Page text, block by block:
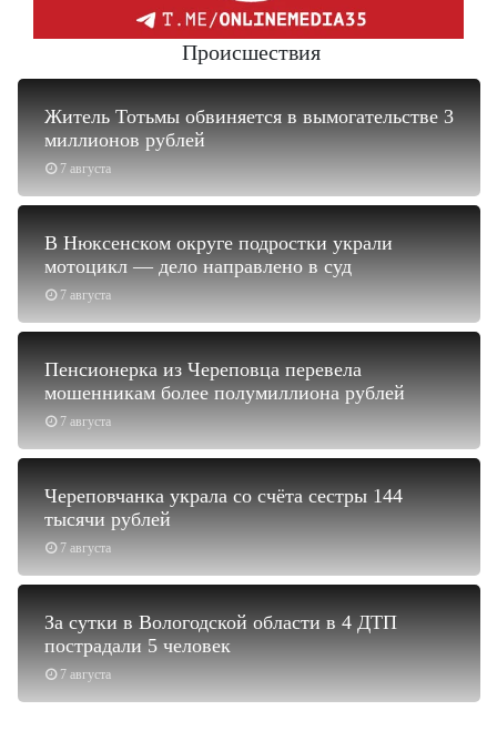
Происшествия
7 августа
Житель Тотьмы обвиняется в вымогательстве 3
миллионов рублей
7 августа
В Нюксенском округе подростки украли
мотоцикл — дело направлено в суд
7 августа
Пенсионерка из Череповца перевела
мошенникам более полумиллиона рублей
7 августа
Череповчанка украла со счёта сестры 144
тысячи рублей
7 августа
За сутки в Вологодской области в 4 ДТП
пострадали 5 человек